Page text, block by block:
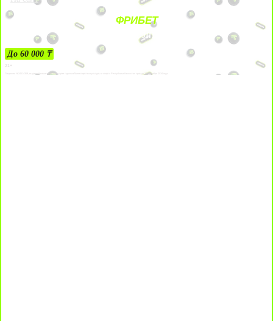
ФРИБЕТ
ЗА ДЕПОЗИТЫ
До 60 000 ₸
21+
Лицензии №24514359, выданной комитетом индустрии туризма Министерства культуры и спорта Республики Казахстан срок до 27 сентября 2034 года.